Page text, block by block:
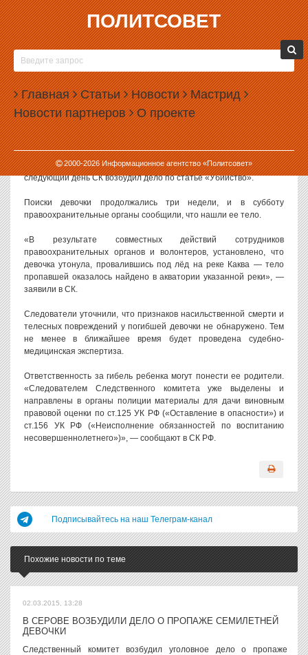
ПОЛИТСОВЕТ
Главная Статьи Новости Мастрид
Новости партнеров О проекте
2000-2026Информационное агентство «Политсовет»
23.03.2015, 09:57
В СЕРОВЕ НАШЛИ ТЕЛО ПРОПАВШЕЙ
ДЕВОЧКИ
В Серове обнаружено тело семилетней Любы Шастиной,
бесследно пропавшей еще в начале марта. По версии следствия,
девочка утонула в реке.
Люба Шастина пропала 1 марта: ее мать в тот день ушла утром
на работу, а вернувшись вечером, не нашла ребенка дома. На
следующий день СК возбудил дело по статье «Убийство».
Поиски девочки продолжались три недели, и в субботу
правоохранительные органы сообщили, что нашли ее тело.
«В результате совместных действий сотрудников
правоохранительных органов и волонтеров, установлено, что
девочка утонула, провалившись под лёд на реке Каква — тело
пропавшей оказалось найдено в акватории указанной реки», —
заявили в СК.
Следователи уточнили, что признаков насильственной смерти и
телесных повреждений у погибшей девочки не обнаружено. Тем
не менее в ближайшее время будет проведена судебно-
медицинская экспертиза.
Ответственность за гибель ребенка могут понести ее родители.
«Следователем Следственного комитета уже выделены и
направлены в органы полиции материалы для дачи виновным
правовой оценки по ст.125 УК РФ («Оставление в опасности») и
ст.156 УК РФ («Неисполнение обязанностей по воспитанию
несовершеннолетнего»)», — сообщают в СК РФ.
Подписывайтесь на наш Телеграм-канал
Похожие новости по теме
02.03.2015, 13:28
В СЕРОВЕ ВОЗБУДИЛИ ДЕЛО О ПРОПАЖЕ СЕМИЛЕТНЕЙ
ДЕВОЧКИ
Следственный комитет возбудил уголовное дело о пропаже